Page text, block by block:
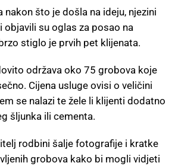
nakon što je došla na ideju, njezini
objavili su oglas za posao na
stiglo je prvih pet klijenata.
održava oko 75 grobova koje
Cijena usluge ovisi o veličini
se nalazi te žele li klijenti dodatno
šljunka ili cementa.
rodbini šalje fotografije i kratke
grobova kako bi mogli vidjeti